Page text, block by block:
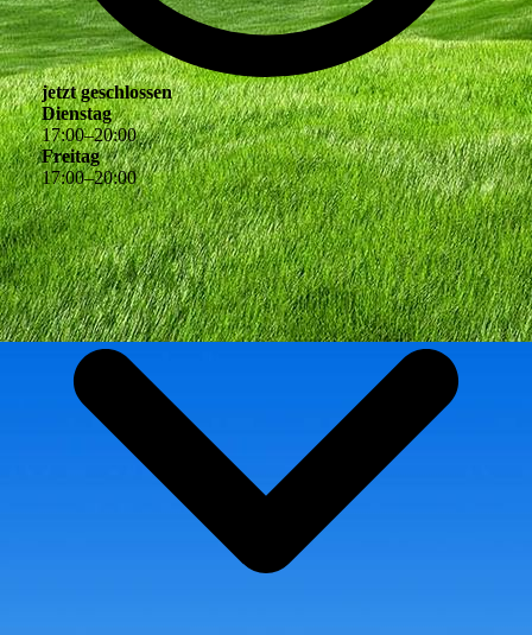
jetzt geschlossen
Dienstag
17:00–20:00
Freitag
17:00–20:00